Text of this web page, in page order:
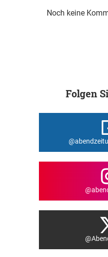
Noch keine
Folgen